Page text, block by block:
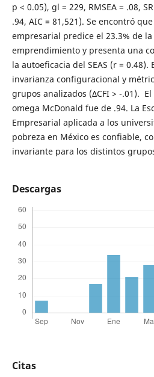
p < 0.05), gl = 229, RMSEA = .08,
.94, AIC = 81,521). Se encontró
empresarial predice el 23.3% de
emprendimiento y presenta una
la autoeficacia del SEAS (r =
invarianza configuracional y
grupos analizados (ΔCFI > -.01).
omega McDonald fue de .94. La
Empresarial aplicada a los
pobreza en México es confiable,
invariante para los distintos
Descargas
Citas